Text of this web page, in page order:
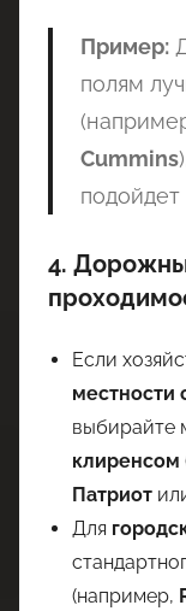
Пример:
полям
Cummins
4.
Если
местности
выбирайте
клиренсом
Патриот
Для
(например,